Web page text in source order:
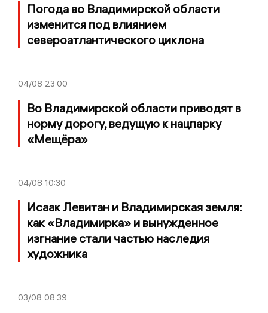
Погода во Владимирской области
изменится под влиянием
североатлантического циклона
04/08 23:00
Во Владимирской области приводят в
норму дорогу, ведущую к нацпарку
«Мещёра»
04/08 10:30
Исаак Левитан и Владимирская земля:
как «Владимирка» и вынужденное
изгнание стали частью наследия
художника
03/08 08:39